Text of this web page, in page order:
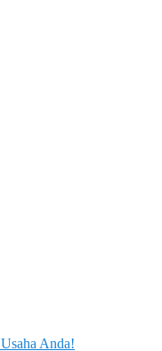
Anda!